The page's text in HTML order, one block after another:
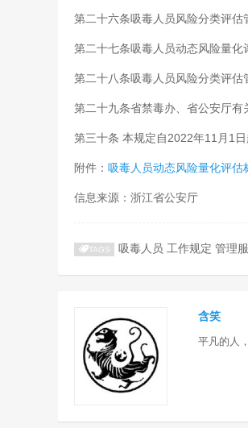
第二十六条吸毒人员风险分类评估
第二十七条吸毒人员动态风险量化
第二十八条吸毒人员风险分类评估
第二十九条省禁毒办、省公安厅有
第三十条 本规定自2022年11月1
附件： 吸毒人员动态风险量化评估
信息来源：浙江省公安厅
TAGS 吸毒人员 工作规定 管理
含笑
平凡的人